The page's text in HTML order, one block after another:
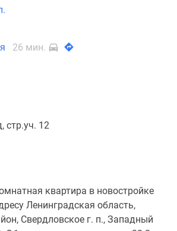
26 мин.
стр.уч. 12
квартира в новостройке
Ленинградская область,
Свердловское г. п., Западный